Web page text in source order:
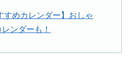
すめカレンダー】おしゃ
ンダーも！